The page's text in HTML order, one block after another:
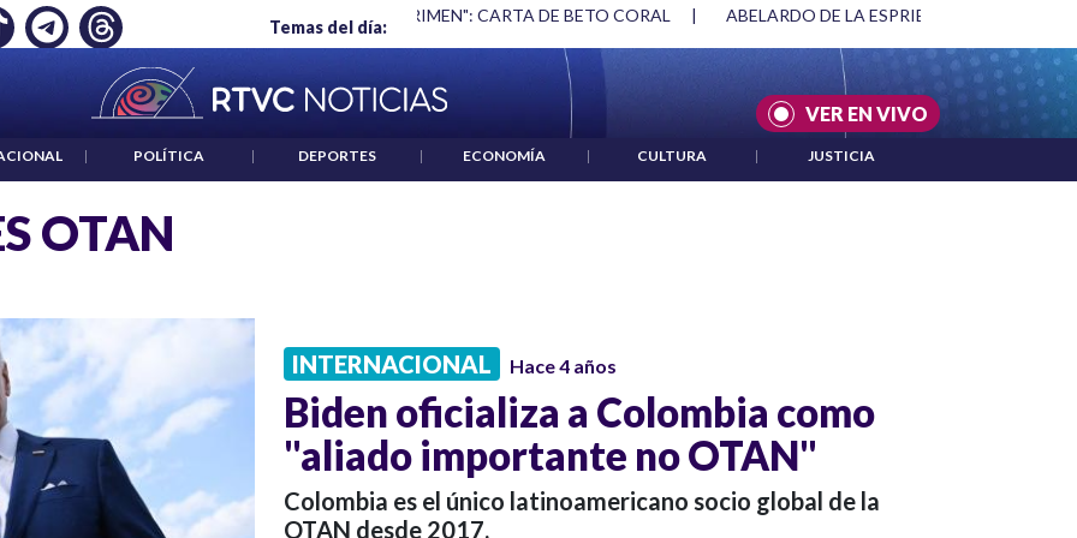
Temas del día:
EMPLEO: JP MORGAN "HABLAR NO ES UN CRIMEN": CARTA DE BETO CORAL | ABELARDO DE LA ESPRIELLA Y DMG
VER EN VIVO
| POLÍTICA | DEPORTES | ECONOMÍA | CULTURA | JUSTICIA
OTAN
INTERNACIONAL Hace 4 años
Biden oficializa a Colombia como
"aliado importante no OTAN"
Colombia es el único latinoamericano socio global de la
OTAN desde 2017.